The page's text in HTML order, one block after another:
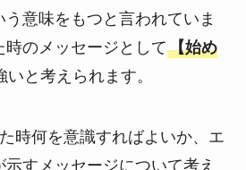
う意味をもつと言われていま
のメッセージとして【始め
と考えられます。
時何を意識すればよいか、エ
すメッセージについて考え